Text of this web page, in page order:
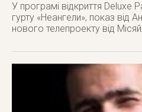
У програмі відкриття Deluxe
гурту «Неангели», показ від
нового телепроекту від